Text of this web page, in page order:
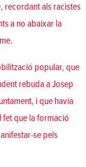
recordant als racistes
a no abaixar la
popular, que
rebuda a Josep
i que havia
fet que la formació
se pels